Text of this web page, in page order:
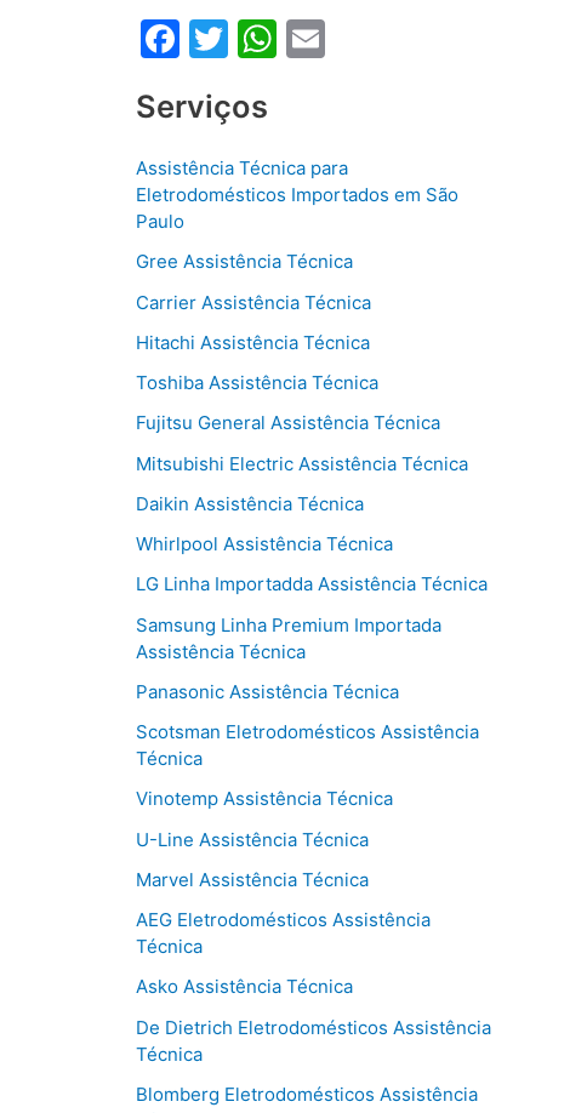
F
c
e
b
o
o
k
T
itt
er
W
s
A
p
l
Serviços
Assistência Técnica para
Eletrodomésticos Importados em São
Paulo
Gree Assistência Técnica
Carrier Assistência Técnica
Hitachi Assistência Técnica
Toshiba Assistência Técnica
Fujitsu General Assistência Técnica
Mitsubishi Electric Assistência Técnica
Daikin Assistência Técnica
Whirlpool Assistência Técnica
LG Linha Importadda Assistência Técnica
Samsung Linha Premium Importada
Assistência Técnica
Panasonic Assistência Técnica
Scotsman Eletrodomésticos Assistência
Técnica
Vinotemp Assistência Técnica
U-Line Assistência Técnica
Marvel Assistência Técnica
AEG Eletrodomésticos Assistência
Técnica
Asko Assistência Técnica
De Dietrich Eletrodomésticos Assistência
Técnica
Blomberg Eletrodomésticos Assistência